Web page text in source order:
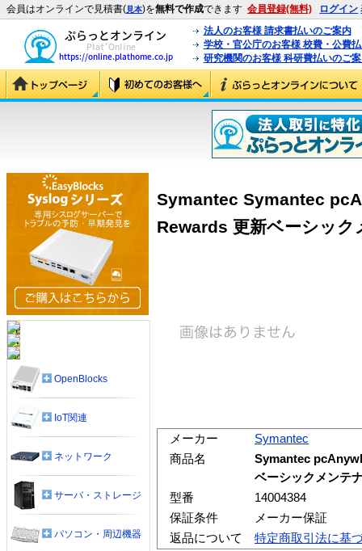
会員はオンラインで見積書(見本)を無料で作成できます 会員登録(無料) ログイン
法人のお客様 請求書払いのご案内
学校・官公庁のお客様 校費・公費
研究機関のお客様 科研費払いのご
Symantec Symantec
Rewards 更新ベーシック
メーカー
Symantec
商品名
Symantec
ベーシックメンテ
型番
14004384
保証条件
メーカー保証
返品について
特定商取引法に基
OpenBlocks
IoT関連
ネットワーク
サーバ・ストレージ
パソコン・周辺機器